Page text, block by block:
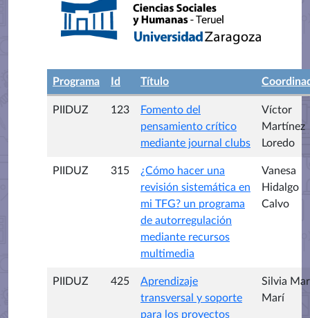
Programa Id Título
PIIDUZ 123
Fomento del
pensamiento crítico
mediante journal clubs
Víctor
Martínez
Loredo
PIIDUZ 315
¿Cómo hacer una
revisión sistemática en
mi TFG? un programa
de autorregulación
mediante recursos
multimedia
Vanesa
Hidalgo
Calvo
PIIDUZ 425
Aprendizaje
transversal y soporte
para los proyectos
Silvia
Marí